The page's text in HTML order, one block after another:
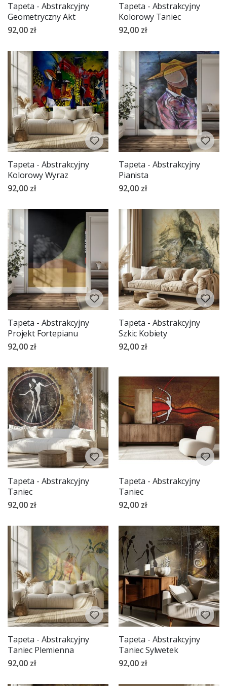
Tapeta - Abstrakcyjny
Geometryczny Akt
92,00 zł
Tapeta - Abstrakcyjny
Kolorowy Taniec
92,00 zł
Tapeta - Abstrakcyjny
Kolorowy Wyraz
92,00 zł
Tapeta - Abstrakcyjny
Pianista
92,00 zł
Tapeta - Abstrakcyjny
Projekt Fortepianu
92,00 zł
Tapeta - Abstrakcyjny
Szkic Kobiety
92,00 zł
Tapeta - Abstrakcyjny
Taniec
92,00 zł
Tapeta - Abstrakcyjny
Taniec
92,00 zł
Tapeta - Abstrakcyjny
Taniec Plemienna
92,00 zł
Tapeta - Abstrakcyjny
Taniec Sylwetek
92,00 zł